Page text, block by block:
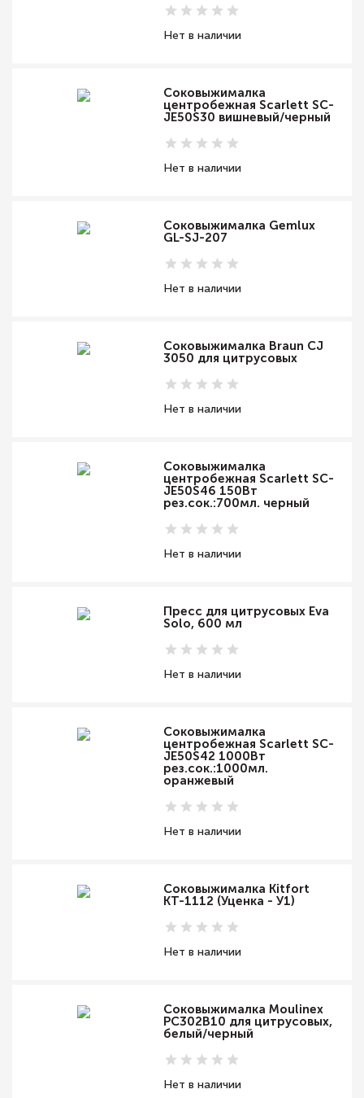
Нет в наличии
Соковыжималка
центробежная Scarlett SC-
JE50S30 вишневый/черный
Нет в наличии
Соковыжималка Gemlux
GL-SJ-207
Нет в наличии
Соковыжималка Braun CJ
3050 для цитрусовых
Нет в наличии
Соковыжималка
центробежная Scarlett SC-
JE50S46 150Вт
рез.сок.:700мл. черный
Нет в наличии
Пресс для цитрусовых Eva
Solo, 600 мл
Нет в наличии
Соковыжималка
центробежная Scarlett SC-
JE50S42 1000Вт
рез.сок.:1000мл.
оранжевый
Нет в наличии
Соковыжималка Kitfort
КТ-1112 (Уценка - У1)
Нет в наличии
Соковыжималка Moulinex
PC302B10 для цитрусовых,
белый/черный
Нет в наличии